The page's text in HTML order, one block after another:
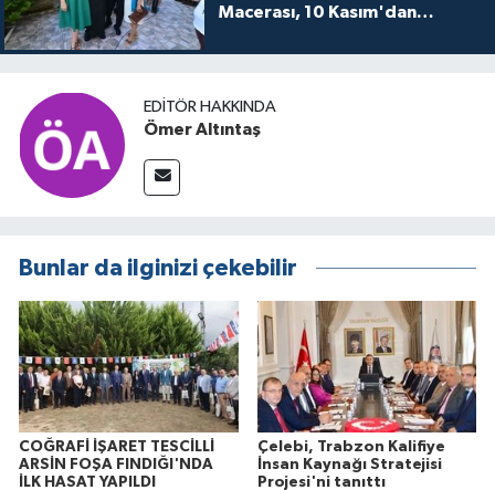
Macerası, 10 Kasım'dan
buluşuyo
EDITÖR HAKKINDA
Ömer Altıntaş
Bunlar da ilginizi çekebilir
COĞRAFİ İŞARET TESCİLLİ
ARSİN FOŞA FINDIĞI'NDA
İLK HASAT YAPILDI
Çelebi, Trabzon Kalifiye
İnsan Kaynağı Stratejisi
Projesi'ni tanıttı